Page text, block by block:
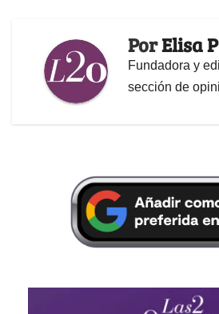
PorElisa
Fundadora y
sección de